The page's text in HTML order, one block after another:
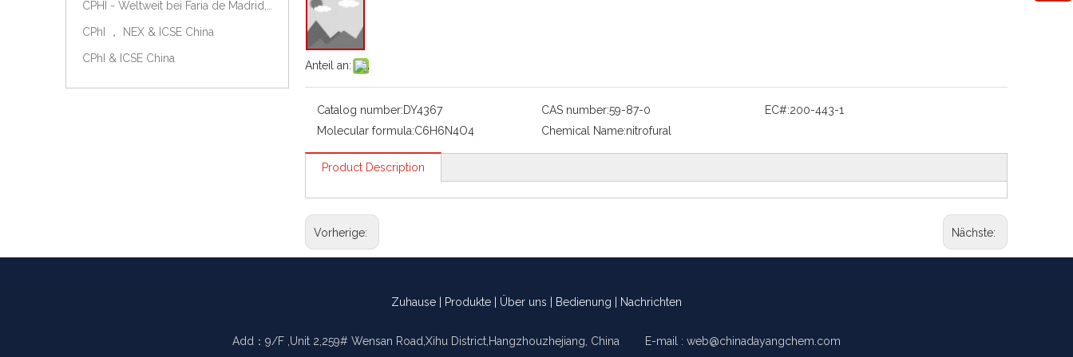
CPhI ， NEX & ICSE China
CPhI & ICSE China
Anteil an:
Catalog number:DY4367 CAS number:59-87-0 EC#:200-443-1
Molecular formula:C6H6N4O4 Chemical Name:nitrofural
Product Description
Vorherige: Nächste:
Zuhause Produkte Über uns Bedienung Nachrichten
Add：9/F ,Unit 2,259# Wensan Road,Xihu District,Hangzhouzhejiang, China E-mail : web@chinadayangchem.com